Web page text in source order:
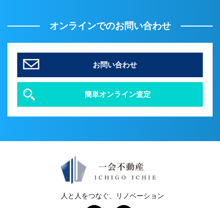
オンラインでのお問い合わせ
お問い合わせ
簡単オンライン査定
人と人をつなぐ、リノベーション